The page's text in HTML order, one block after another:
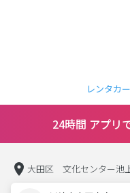
レンタカ
24時間 アプリ
大田区 文化センター池